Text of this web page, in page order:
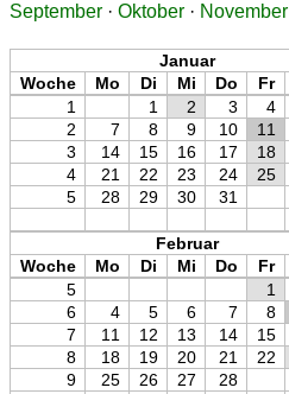
September · Oktober · November
Januar
Woche
Mo Di Mi Do Fr
1
1 2 3 4
2
7 8 9 10 11
3
14 15 16 17 18
4
21 22 23 24 25
5
28 29 30 31
Februar
Woche
Mo Di Mi Do Fr
5
1
6
4 5 6 7 8
7
11 12 13 14 15
8
18 19 20 21 22
9
25 26 27 28